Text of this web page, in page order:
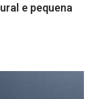
e pequena